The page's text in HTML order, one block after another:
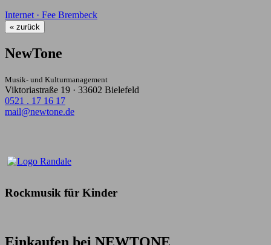
Internet · Fee Brembeck
« zurück
NewTone
Musik- und Kulturmanagement
Viktoriastraße 19 · 33602 Bielefeld
0521 . 17 16 17
mail@newtone.de
Rockmusik für Kinder